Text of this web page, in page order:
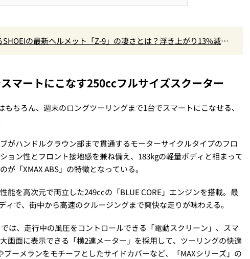
SHOEIの最新ヘルメット「Z-9」の凄さとは？浮き上がり13%減で
マートにこなす250ccフルサイズスクーター
ちろん、週末のロングツーリングまで1台でスマートにこなせる、
がハンドルクラウン部まで貫通するモーターサイクルタイプのフロ
ョン性とフロント接地感を兼ね備え、183kgの軽量ボディと相まって
「XMAX ABS」の特徴となっている。
能を高次元で両立した249ccの「BLUE CORE」エンジンを搭載。最
で、街中から高速のクルージングまで爽快な走りが味わえる。
は、走行中の風圧をコントロールできる「電動スクリーン」、スマ
画面に表示できる「横2連メーター」を採用して、ツーリングの快適
ーメランをモチーフとしたサイドカバーなど、「MAXシリーズ」の